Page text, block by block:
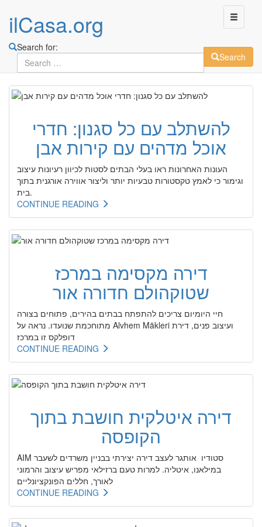
ilCasa.org
Search for:
Search
Skip
להשתלב עם כל סגנון: חדרי
אוכל מדהים עם קירות אבן
העונות האחרונות ראו בעלי הבתים לסטות לכיוון רעיונות עיצוב
וגימור כי לאמץ טקסטורות טבעיות יותר וליצור אווירה אורגנית בתוך
בית.
CONTINUE READING
דירה מקסימה במרכז
שטוקהולם חדורה אור
חיי היומיום צריכים להתפתח בבתים בהירים, פתוחים בצורה
מתוחכמת שנועדו. נראה על Alvhem Mäkleri ועיצוב פנים, דירת
דופלקס זו במרכז
CONTINUE READING
דירה איטלקית חושבת בתוך
הקופסה
AIM סטודיו אותגר לעצב דירה יצירתי בבניין משרדים לשעבר
במילאנו, איטליה. למרות טעם ברזילאי מפריש עיצוב והרמוני
לאורך, חללים הפונקציונליים
CONTINUE READING